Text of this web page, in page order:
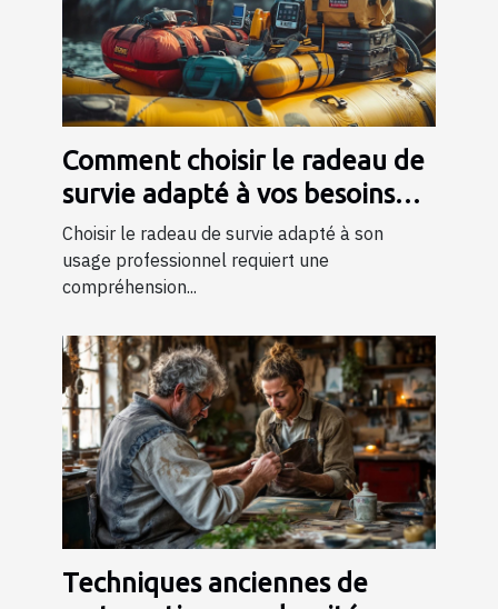
Comment choisir le radeau de
survie adapté à vos besoins
professionnels ?
Choisir le radeau de survie adapté à son
usage professionnel requiert une
compréhension...
Techniques anciennes de